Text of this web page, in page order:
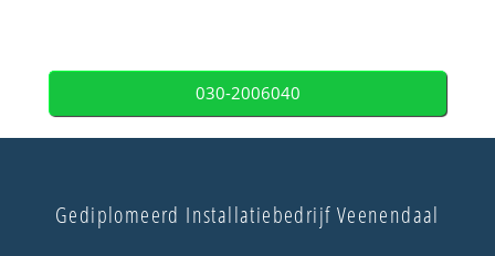
030-2006040
Gediplomeerd Installatiebedrijf Veenendaal